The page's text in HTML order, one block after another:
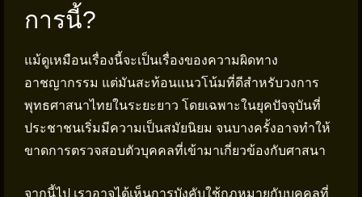
การนี้?
แม้ดูเหมือนเรื่องนี้จะเป็นเรื่องของความผิดทาง
อาชญากรรม แต่มันสะท้อนแนวโน้มที่ดีสำหรับวงการ
พุทธศาสนาไทยในระยะยาว โดยเฉพาะในยุคปัจจุบันที่
ประชาชนเริ่มมีความเป็นสมัยนิยม จนบางครั้งอาจทำให้
ขาดการตรวจสอบตัวบุคคลที่เข้ามาเกี่ยวข้องกับศาสนา
จากนี้ไป เราอาจได้เห็นการบังคับใช้กฎหมายกับบุคคลที่